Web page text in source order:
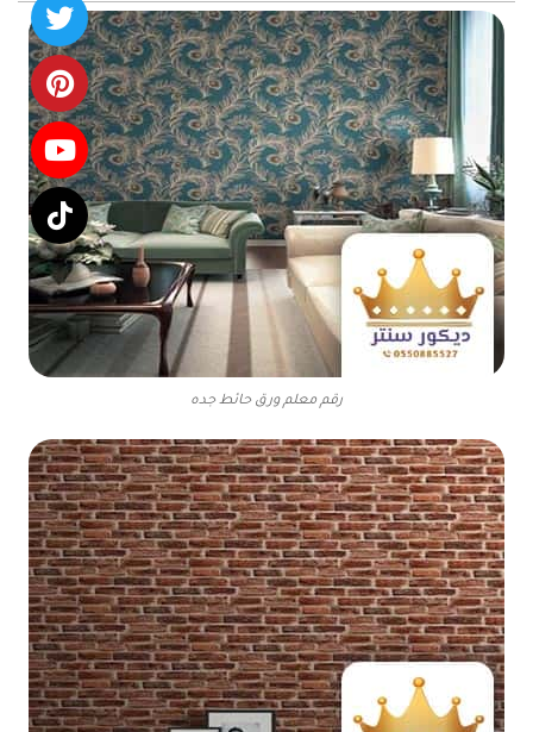
رقم معلم ورق حائط جده